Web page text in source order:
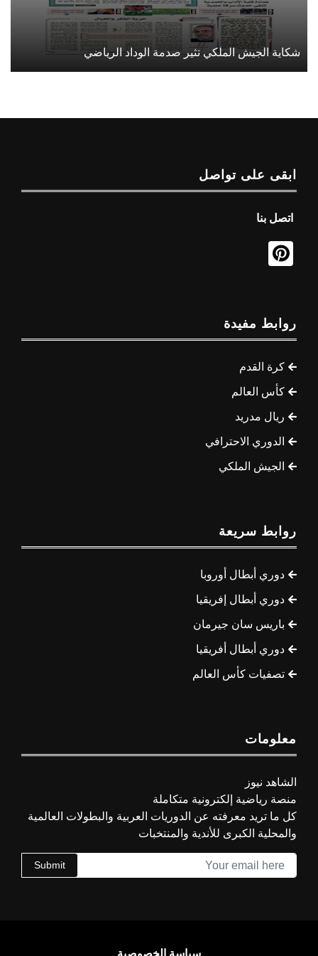
شكاية الجيش الملكي تثير صدمة الوداد الرياضي
ابقى على تواصل
اتصل بنا
روابط مفيدة
كرة القدم
كأس العالم
ريال مدريد
الدوري الاحترافي
الجيش الملكي
روابط سريعة
دوري أبطال أوروبا
دوري أبطال إفريقيا
باريس سان جيرمان
دوري أبطال أفريقيا
تصفيات كأس العالم
معلومات
الشاهد نيوز
منصة رياضية إلكترونية متكاملة
كل ما تريد معرفته عن الدوريات العربية والبطولات العالمية
والمحلية الكبرى للأندية والمنتخبات
Submit